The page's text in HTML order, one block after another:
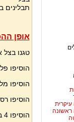
ראשונה
תבלינים
אופן
טגנו
הוסיפו
הוסיפו
הוסיפו
הוסיפו 4 ביצים מקושקשות לא שלמות.